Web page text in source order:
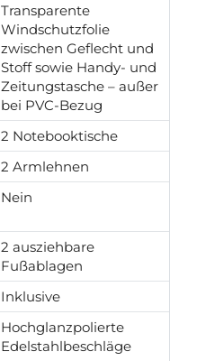
Transparente
Windschutzfolie
zwischen Geflecht und
Stoff sowie Handy- und
Zeitungstasche – außer
bei PVC-Bezug
2 Notebooktische
2 Armlehnen
Nein
2 ausziehbare
Fußablagen
Inklusive
Hochglanzpolierte
Edelstahlbeschläge